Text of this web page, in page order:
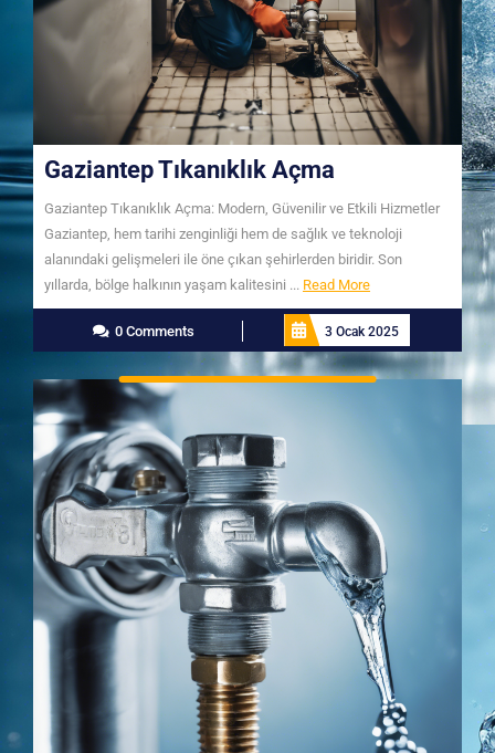
Gaziantep Tıkanıklık Açma
Gaziantep Tıkanıklık Açma: Modern, Güvenilir ve Etkili Hizmetler
Gaziantep, hem tarihi zenginliği hem de sağlık ve teknoloji
alanındaki gelişmeleri ile öne çıkan şehirlerden biridir. Son
yıllarda, bölge halkının yaşam kalitesini ... Read MoreRead
More
0 Comments
3 Ocak 2025